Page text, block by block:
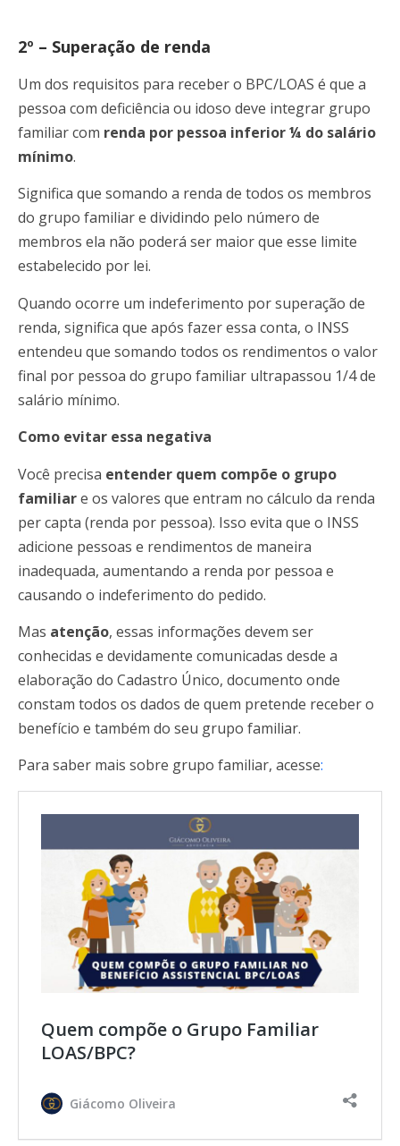
2º – Superação de renda
Um dos requisitos para receber o BPC/LOAS é que a
pessoa com deficiência ou idoso deve integrar grupo
familiar com renda por pessoa inferior ¼ do salário
mínimo.
Significa que somando a renda de todos os membros
do grupo familiar e dividindo pelo número de
membros ela não poderá ser maior que esse limite
estabelecido por lei.
Quando ocorre um indeferimento por superação de
renda, significa que após fazer essa conta, o INSS
entendeu que somando todos os rendimentos o valor
final por pessoa do grupo familiar ultrapassou 1/4 de
salário mínimo.
Como evitar essa negativa
Você precisa entender quem compõe o grupo
familiare os valores que entram no cálculo da renda
per capta (renda por pessoa). Isso evita que o INSS
adicione pessoas e rendimentos de maneira
inadequada, aumentando a renda por pessoa e
causando o indeferimento do pedido.
Mas atenção, essas informações devem ser
conhecidas e devidamente comunicadas desde a
elaboração do Cadastro Único, documento onde
constam todos os dados de quem pretende receber o
benefício e também do seu grupo familiar.
Para saber mais sobre grupo familiar, acesse:
Quem compõe o Grupo Familiar
LOAS/BPC?
Giácomo Oliveira